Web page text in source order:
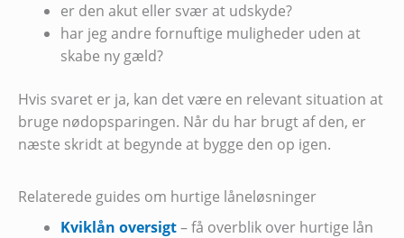
er den akut eller svær at udskyde?
har jeg andre fornuftige muligheder uden at
skabe ny gæld?
Hvis svaret er ja, kan det være en relevant situation at
bruge nødopsparingen. Når du har brugt af den, er
næste skridt at begynde at bygge den op igen.
Relaterede guides om hurtige låneløsninger
Kviklån oversigt– få overblik over hurtige lån